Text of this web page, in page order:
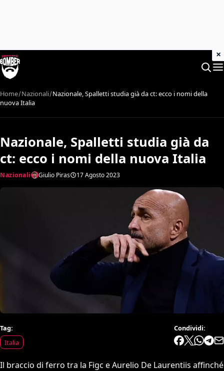
Home Nazionali Nazionale, Spalletti studia già da ct: ecco i nomi della
nuova Italia
Nazionale, Spalletti studia già da
ct: ecco i nomi della nuova Italia
Nazionali Giulio Piras 17 Agosto 2023
Tag:
Italia
Condividi:
Il braccio di ferro tra la Figc e Aurelio De Laurentiis affinché
×